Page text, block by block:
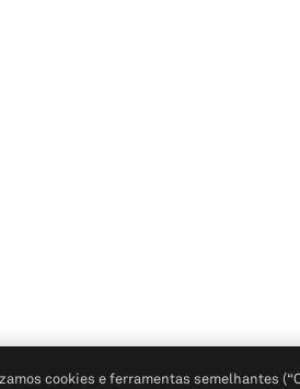
cookies e ferramentas semelhantes